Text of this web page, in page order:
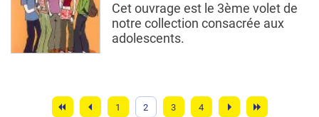
Cet ouvrage est le 3ème volet de
notre collection consacrée aux
adolescents.
Pagination Page
1
Page
2 Page
3 Page
4